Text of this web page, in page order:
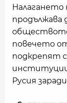
Налагането
продължава
обществото
повечето от
подкрепят
Русия